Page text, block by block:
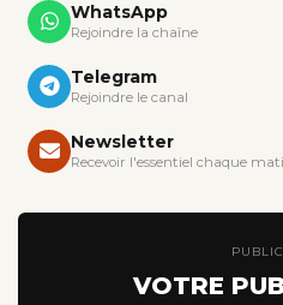
WhatsApp
Rejoindre la chaîne
Telegram
Rejoindre le canal
Newsletter
Recevoir l'essentiel chaque
VOTRE